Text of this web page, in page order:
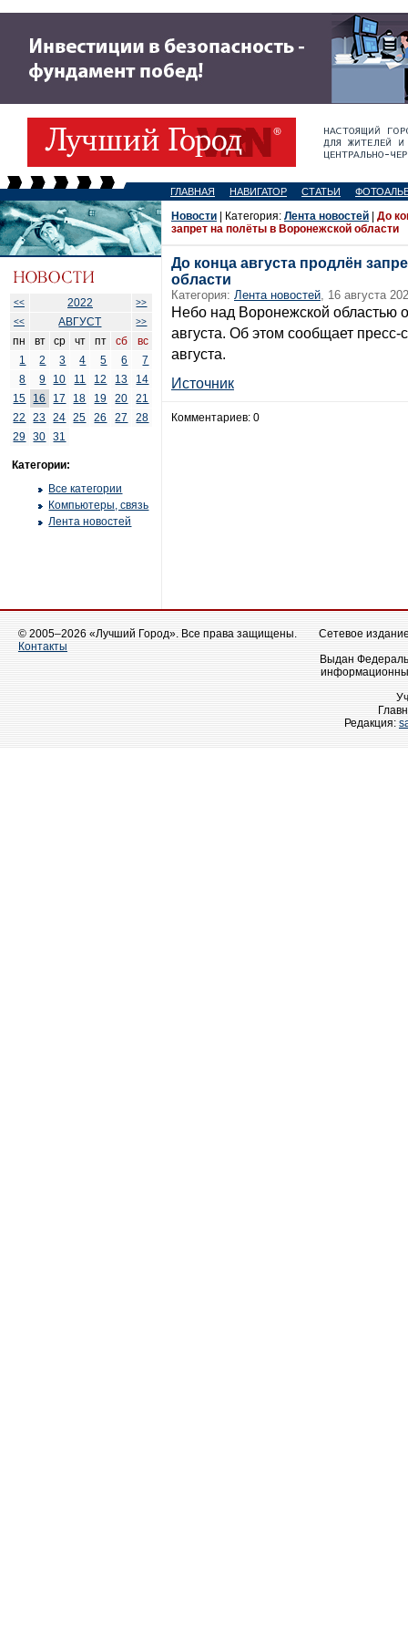
ГЛАВНАЯ НАВИГАТОР СТАТЬИ
<< 2022
>>
<<
АВГУСТ >>
пн вт ср чт пт сб
вс
1
2 3 4 5 6
7
8
9 10 11 12 13
14
15
16 17 18 19 20
21
22
23 24 25 26 27
28
29
30 31
Категории:
Все категории
Компьютеры, связь
Лента новостей
Новости | Категория: Лента новостей
До
запрет на полёты в Воронежской области
До конца августа продлён
области
Категория: Лента новостей, 16 августа
Небо над Воронежской областью
августа. Об этом сообщает
августа.
Источник
Комментариев: 0
© 2005–2026 «Лучший Город». Все права защищены.
Контакты
Сетевое
Выдан
Редакция: